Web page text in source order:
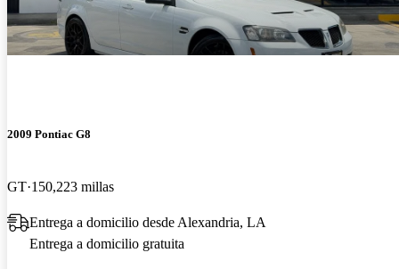
2009 Pontiac G8
GT 150,223 millas
Entrega a domicilio desde Alexandria, LA
Entrega a domicilio gratuita